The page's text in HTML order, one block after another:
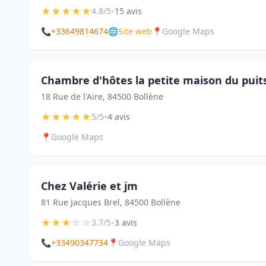
★★★★★4.8/5•15 avis
📞+33649814674🌐Site web 📍 Google Maps
Chambre d'hôtes la petite maison du
18 Rue de l'Aire, 84500 Bollène
★★★★★5/5•4 avis
📍 Google Maps
Chez Valérie et jm
81 Rue Jacques Brel, 84500 Bollène
★★★☆☆3.7/5•3 avis
📞+33490347734 📍 Google Maps